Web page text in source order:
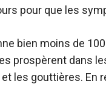
pour que les
bien moins de
prospèrent dans
les gouttières. En